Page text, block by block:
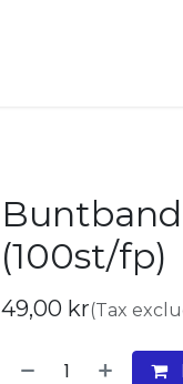
(100st/fp)
49,00 kr(Tax